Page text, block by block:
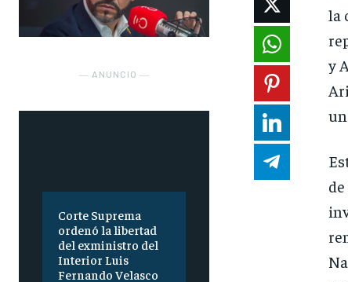
― ANUNCIO ―
Corte Suprema
ordenó la libertad
del exministro del
Interior Luis
Fernando Velasco
la
y